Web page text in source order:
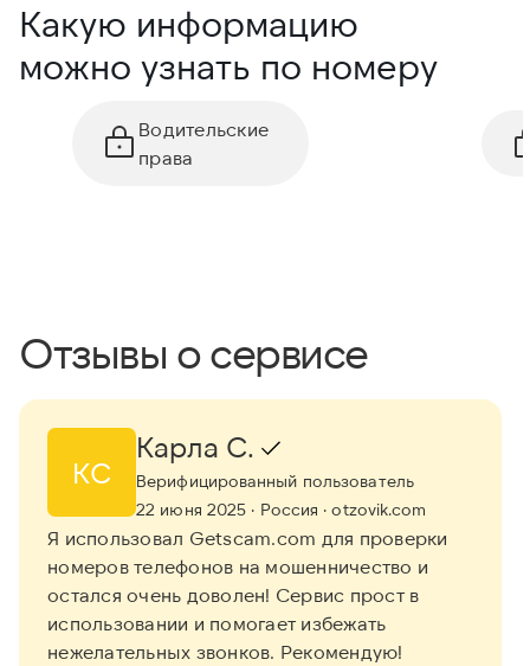
Какую информацию
можно узнать по номеру
Водительские
права
Отзывы о сервисе
КС
Карла С.
Верифицированный пользователь
22 июня 2025 · Россия · otzovik.com
Я использовал Getscam.com для проверки
номеров телефонов на мошенничество и
остался очень доволен! Сервис прост в
использовании и помогает избежать
нежелательных звонков. Рекомендую!